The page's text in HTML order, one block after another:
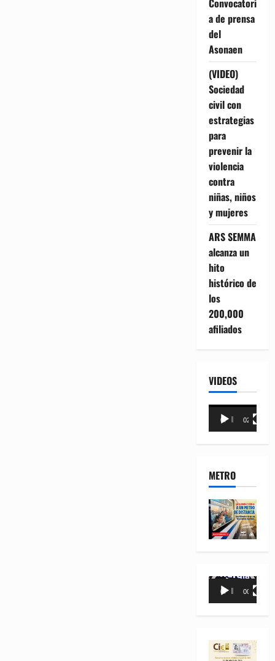
Convocatori
a de prensa
del
Asonaen
(VIDEO)
Sociedad
civil con
estrategias
para
prevenir la
violencia
contra
niñas, niños
y mujeres
ARS SEMMA
alcanza un
hito
histórico de
los
200,000
afiliados
VIDEOS
Reproductor
00:00 02:18
METRO
Reproductor
00:00 00:35